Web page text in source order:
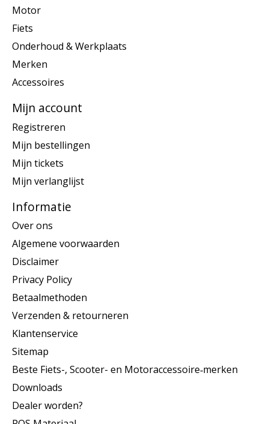
Motor
Fiets
Onderhoud & Werkplaats
Merken
Accessoires
Mijn account
Registreren
Mijn bestellingen
Mijn tickets
Mijn verlanglijst
Informatie
Over ons
Algemene voorwaarden
Disclaimer
Privacy Policy
Betaalmethoden
Verzenden & retourneren
Klantenservice
Sitemap
Beste Fiets-, Scooter- en Motoraccessoire‑merken
Downloads
Dealer worden?